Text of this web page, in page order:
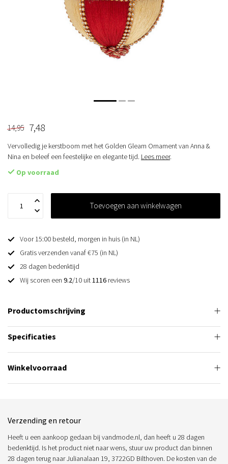
14,95 7,48
Vervolledig je kerstboom met het Golden Gleam Ornament van Anna &
Nina en beleef een feestelijke en elegante tijd. Lees meer.
Op voorraad
Toevoegen aan winkelwagen
Voor 15:00 besteld, morgen in huis (in NL)
Gratis verzenden vanaf €75 (in NL)
28 dagen bedenktijd
Wij scoren een 9.2/10 uit1116 reviews
Productomschrijving
Specificaties
Winkelvoorraad
Verzending en retour
Heeft u een aankoop gedaan bij vandmode.nl, dan heeft u 28 dagen
bedenktijd. Is het product niet naar wens, stuur uw product dan binnen
28 dagen terug naar Julianalaan 19, 3722GD Bilthoven. De kosten van de